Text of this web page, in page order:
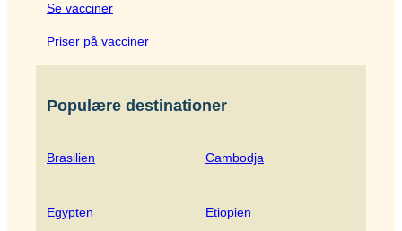
Se vacciner
Priser på vacciner
Populære destinationer
Brasilien Cambodja
Egypten Etiopien